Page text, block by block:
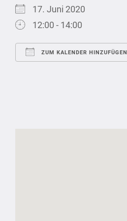
17. Juni 2020
12:00 - 14:00
ZUM KALENDER HINZUFÜGEN